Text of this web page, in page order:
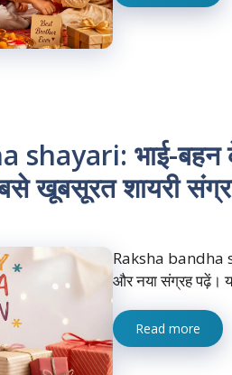
shayari: भाई-बहन
खूबसूरत शायरी
Raksha bandha
और नया संग्रह पढ़ें।
Read more